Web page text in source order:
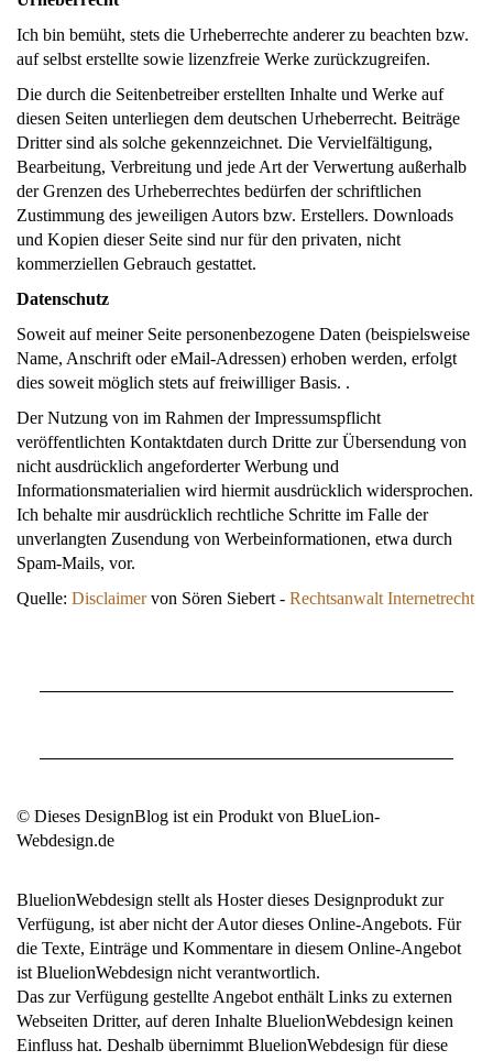
Ich bin bemüht, stets die Urheberrechte anderer zu beachten bzw.
auf selbst erstellte sowie lizenzfreie Werke zurückzugreifen.
Die durch die Seitenbetreiber erstellten Inhalte und Werke auf
diesen Seiten unterliegen dem deutschen Urheberrecht. Beiträge
Dritter sind als solche gekennzeichnet. Die Vervielfältigung,
Bearbeitung, Verbreitung und jede Art der Verwertung außerhalb
der Grenzen des Urheberrechtes bedürfen der schriftlichen
Zustimmung des jeweiligen Autors bzw. Erstellers. Downloads
und Kopien dieser Seite sind nur für den privaten, nicht
kommerziellen Gebrauch gestattet.
Datenschutz
Soweit auf meiner Seite personenbezogene Daten (beispielsweise
Name, Anschrift oder eMail-Adressen) erhoben werden, erfolgt
dies soweit möglich stets auf freiwilliger Basis. .
Der Nutzung von im Rahmen der Impressumspflicht
veröffentlichten Kontaktdaten durch Dritte zur Übersendung von
nicht ausdrücklich angeforderter Werbung und
Informationsmaterialien wird hiermit ausdrücklich widersprochen.
Ich behalte mir ausdrücklich rechtliche Schritte im Falle der
unverlangten Zusendung von Werbeinformationen, etwa durch
Spam-Mails, vor.
Quelle: Disclaimervon Sören Siebert - Rechtsanwalt Internetrecht
© Dieses DesignBlog ist ein Produkt von BlueLion-
Webdesign.de
BluelionWebdesign stellt als Hoster dieses Designprodukt zur
Verfügung, ist aber nicht der Autor dieses Online-Angebots. Für
die Texte, Einträge und Kommentare in diesem Online-Angebot
ist BluelionWebdesign nicht verantwortlich.
Das zur Verfügung gestellte Angebot enthält Links zu externen
Webseiten Dritter, auf deren Inhalte BluelionWebdesign keinen
Einfluss hat. Deshalb übernimmt BluelionWebdesign für diese